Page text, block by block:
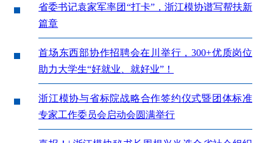
省委书记袁家军率团“打卡”，浙江模协谱写帮扶新
篇章
首场东西部协作招聘会在川举行，300+优质岗位
助力大学生“好就业、就好业”！
浙江模协与省标院战略合作签约仪式暨团体标准
专家工作委员会启动会圆满举行